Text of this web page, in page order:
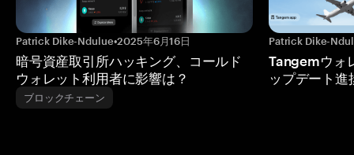
Patrick Dike-Ndulue•2025年6月16日
暗号資産取引所ハッキング、コールド
ウォレット利用者に影響は？
ブロックチェーン
Patrick Dike-
Tangemウォ
ップデート進